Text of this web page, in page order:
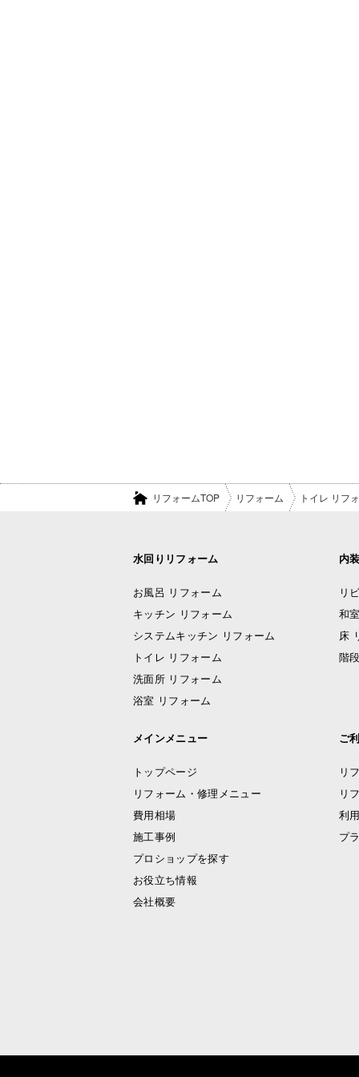
リフォームTOP リフォーム トイレ リフ
水回りリフォーム
お風呂 リフォーム
キッチン リフォーム
システムキッチン リフォーム
トイレ リフォーム
洗面所 リフォーム
浴室 リフォーム
内
リ
和
床
階
メインメニュー
トップページ
リフォーム・修理メニュー
費用相場
施工事例
プロショップを探す
お役立ち情報
会社概要
ご
リ
リ
利
プ